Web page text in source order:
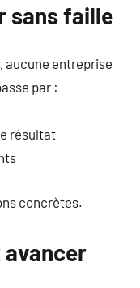
sans faille
aucune entreprise
par :
résultat
concrètes.
avancer